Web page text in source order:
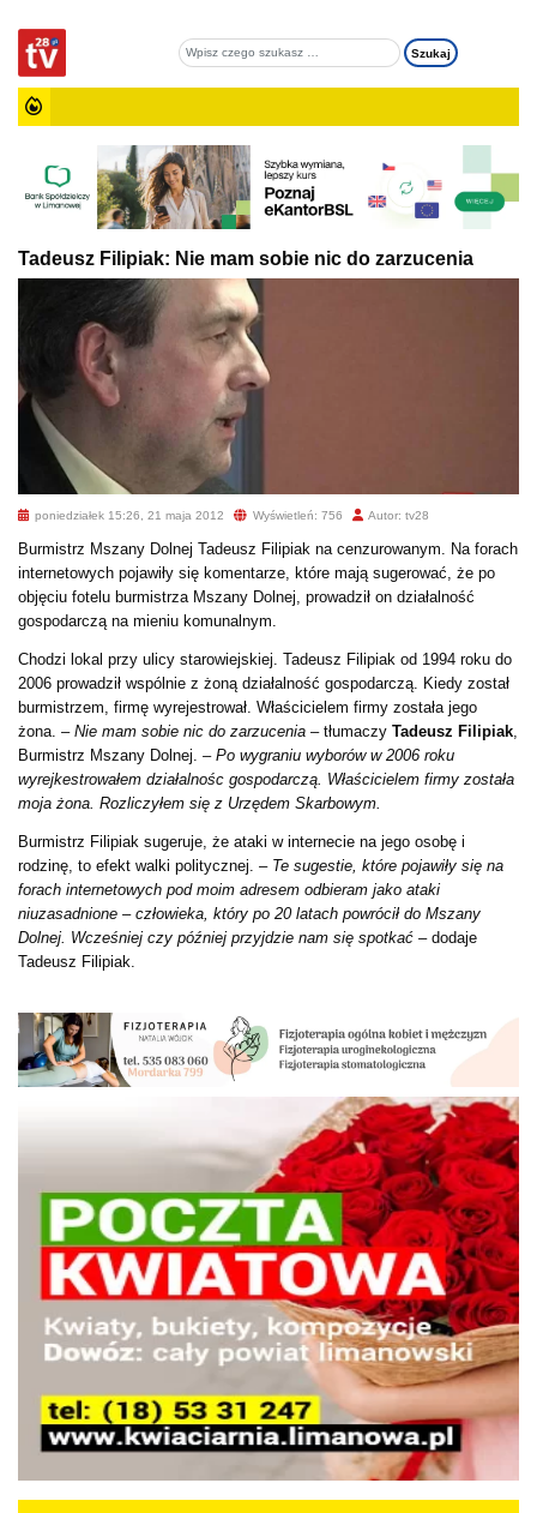
Tadeusz Filipiak: Nie mam sobie nic do zarzucenia
poniedziałek 15:26, 21 maja 2012 Wyświetleń: 756 Autor: tv28
Burmistrz Mszany Dolnej Tadeusz Filipiak na cenzurowanym. Na forach
internetowych pojawiły się komentarze, które mają sugerować, że po
objęciu fotelu burmistrza Mszany Dolnej, prowadził on działalność
gospodarczą na mieniu komunalnym.
Chodzi lokal przy ulicy starowiejskiej. Tadeusz Filipiak od 1994 roku do
2006 prowadził wspólnie z żoną działalność gospodarczą. Kiedy został
burmistrzem, firmę wyrejestrował. Właścicielem firmy została jego
żona. – Nie mam sobie nic do zarzucenia – tłumaczy Tadeusz Filipiak
Burmistrz Mszany Dolnej. – Po wygraniu wyborów w 2006 roku
wyrejkestrowałem działalnośc gospodarczą. Właścicielem firmy została
moja żona. Rozliczyłem się z Urzędem Skarbowym.
Burmistrz Filipiak sugeruje, że ataki w internecie na jego osobę i
rodzinę, to efekt walki politycznej. – Te sugestie, które pojawiły się na
forach internetowych pod moim adresem odbieram jako ataki
niuzasadnione – człowieka, który po 20 latach powrócił do Mszany
Dolnej. Wcześniej czy później przyjdzie nam się spotkać – dodaje
Tadeusz Filipiak.